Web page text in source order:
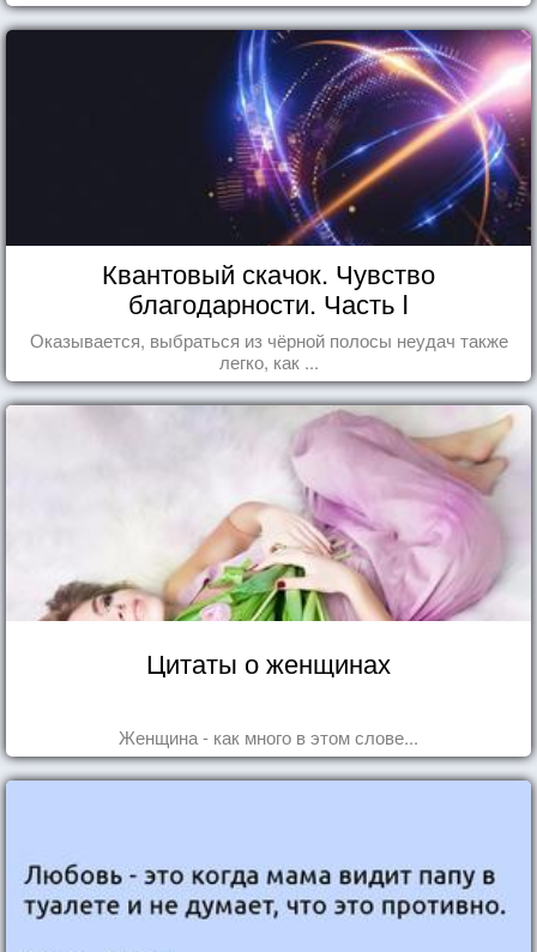
Квантовый скачок. Чувство
благодарности. Часть I
Оказывается, выбраться из чёрной полосы неудач также
легко, как ...
Цитаты о женщинах
Женщина - как много в этом слове...